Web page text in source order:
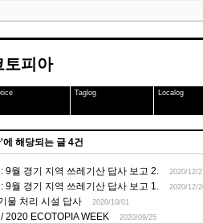
토피아
Taglog Localog
해당되는 글 4건
9월 경기 지역 쓰레기산 답사 보고 2. 2020/12/
9월 경기 지역 쓰레기산 답사 보고 1. 2020/12/
물 처리 시설 답사 2020/10/01
2020 ECOTOPIA WEEK 2020/09/25